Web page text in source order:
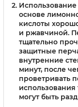
основе
кислоты
и ржавчиной.
тщательно
защитные
внутренние
минут, после
проветривать
использования
могут быть